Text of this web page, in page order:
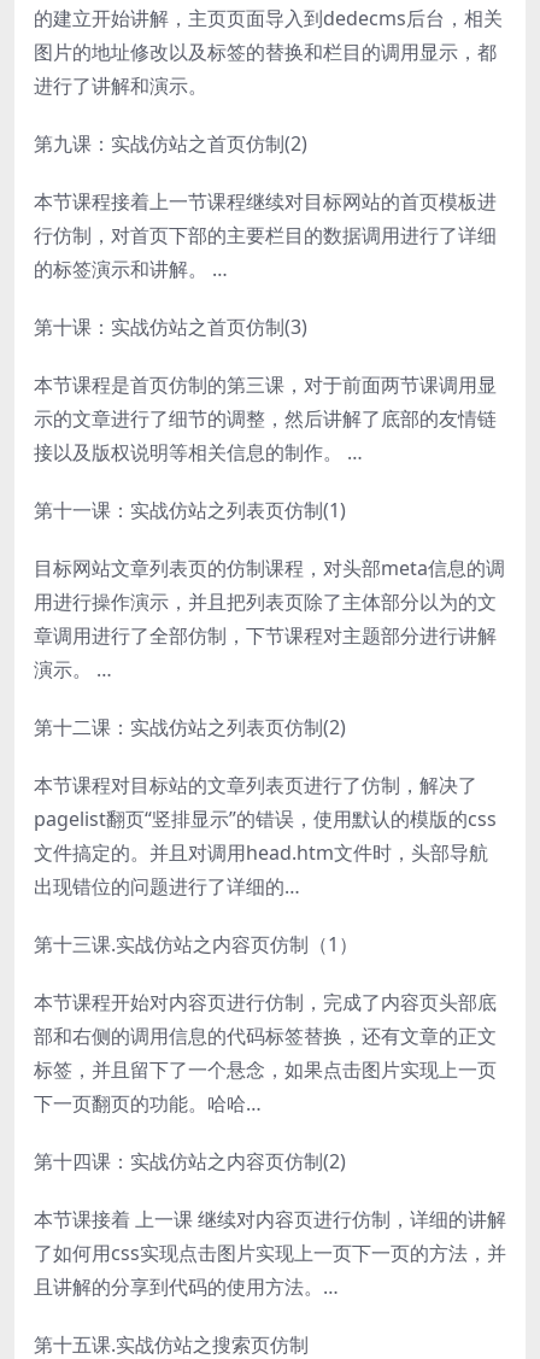
的建立开始讲解，主页页面导入到dedecms后台，相关
图片的地址修改以及标签的替换和栏目的调用显示，都
进行了讲解和演示。
第九课：实战仿站之首页仿制(2)
本节课程接着上一节课程继续对目标网站的首页模板进
行仿制，对首页下部的主要栏目的数据调用进行了详细
的标签演示和讲解。 …
第十课：实战仿站之首页仿制(3)
本节课程是首页仿制的第三课，对于前面两节课调用显
示的文章进行了细节的调整，然后讲解了底部的友情链
接以及版权说明等相关信息的制作。 …
第十一课：实战仿站之列表页仿制(1)
目标网站文章列表页的仿制课程，对头部meta信息的调
用进行操作演示，并且把列表页除了主体部分以为的文
章调用进行了全部仿制，下节课程对主题部分进行讲解
演示。 …
第十二课：实战仿站之列表页仿制(2)
本节课程对目标站的文章列表页进行了仿制，解决了
pagelist翻页“竖排显示”的错误，使用默认的模版的css
文件搞定的。并且对调用head.htm文件时，头部导航
出现错位的问题进行了详细的…
第十三课.实战仿站之内容页仿制（1）
本节课程开始对内容页进行仿制，完成了内容页头部底
部和右侧的调用信息的代码标签替换，还有文章的正文
标签，并且留下了一个悬念，如果点击图片实现上一页
下一页翻页的功能。哈哈…
第十四课：实战仿站之内容页仿制(2)
本节课接着 上一课 继续对内容页进行仿制，详细的讲解
了如何用css实现点击图片实现上一页下一页的方法，并
且讲解的分享到代码的使用方法。…
第十五课.实战仿站之搜索页仿制